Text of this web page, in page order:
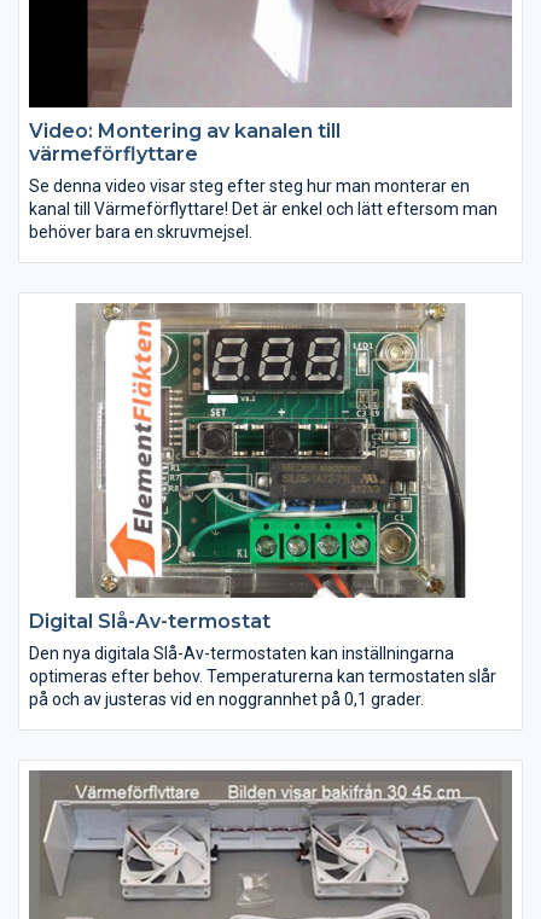
Video: Montering av kanalen till
värmeförflyttare
Se denna video visar steg efter steg hur man monterar en
kanal till Värmeförflyttare! Det är enkel och lätt eftersom man
behöver bara en skruvmejsel.
Digital Slå-Av-termostat
Den nya digitala Slå-Av-termostaten kan inställningarna
optimeras efter behov. Temperaturerna kan termostaten slår
på och av justeras vid en noggrannhet på 0,1 grader.